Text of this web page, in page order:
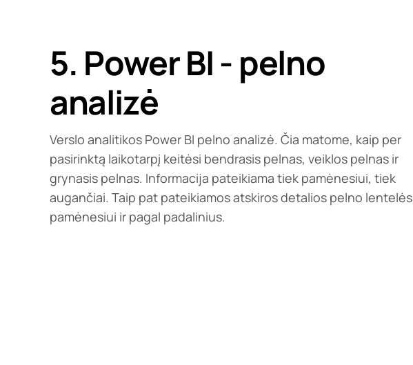
5. Power BI - pelno
analizė
Verslo analitikos Power BI pelno analizė. Čia matome, kaip per
pasirinktą laikotarpį keitėsi bendrasis pelnas, veiklos pelnas ir
grynasis pelnas. Informacija pateikiama tiek pamėnesiui, tiek
augančiai. Taip pat pateikiamos atskiros detalios pelno lentelės
pamėnesiui ir pagal padalinius.